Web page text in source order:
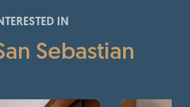
IN
Sebastian